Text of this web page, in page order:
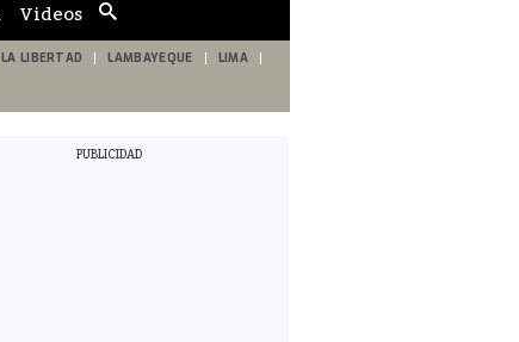
de
búsqueda
Videos
LA LIBERTAD LAMBAYEQUE LIMA